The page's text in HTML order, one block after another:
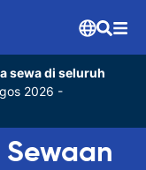
sewa di seluruh
2026 -